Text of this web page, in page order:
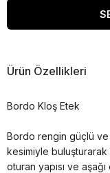
Ürün Özellikleri
Bordo Kloş Etek
Bordo rengin güçlü ve
kesimiyle buluşturarak
oturan yapısı ve